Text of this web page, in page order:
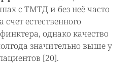
с ТМТД и без неё часто
естественного
однако качество
значительно выше у
[20].